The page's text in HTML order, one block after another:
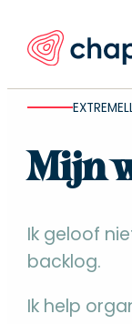
naar
inhoud
Mijn
Ik geloof
backlog.
Ik help